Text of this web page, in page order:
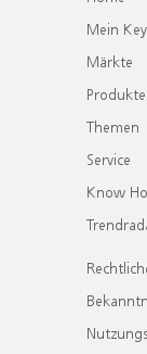
Mein
Märkte
Produkte
Themen
Service
Know